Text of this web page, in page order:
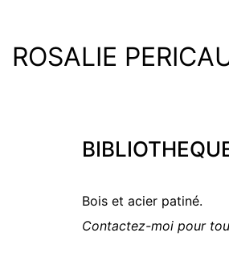
ROSALIE
Bois et acier patiné.
Contactez-moi pour